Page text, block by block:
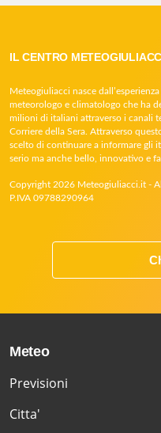
IL CENTRO
Meteogiuliacci nasce
meteorologo e climatologo che ha
milioni di italiani attraverso i canali
Corriere della Sera. Attraverso
scelto di continuare a informare gli
serio ma anche bello, innovativo e
Copyright 2026 Meteogiuliacci.it -
P.IVA 09788290964
Meteo
Previsioni
Citta'